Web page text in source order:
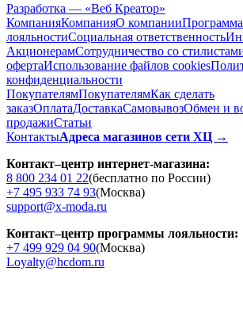
Разработка — «Веб Креатор»
КомпанияКомпанияО компанииПрограмма
лояльностиСоциальная ответственность
АкционерамСотрудничество со
офертаИспользование файлов cookies
конфиденциальности
ПокупателямПокупателямКак сделать
заказОплатаДоставкаCамовывозОбмен и
продажиСтатьи
КонтактыАдреса магазинов сети ХЦ →
Контакт–центр интернет-магазина:
8 800 234 01 22(бесплатно по России)
+7 495 933 74 93(Москва)
support@x-moda.ru
Контакт–центр программы лояльности:
+7 499 929 04 90(Москва)
Loyalty@hcdom.ru